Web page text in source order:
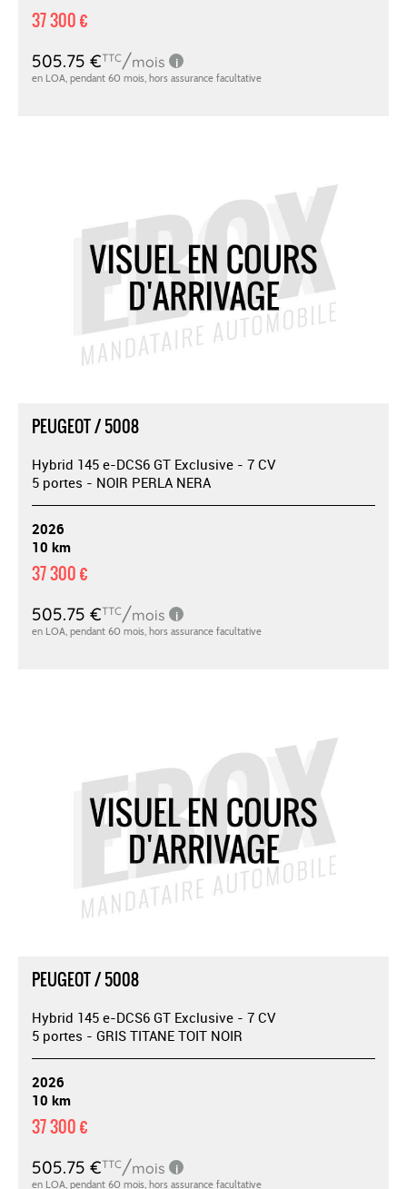
37 300 €
PEUGEOT / 5008
Hybrid 145 e-DCS6 GT Exclusive - 7 CV
5 portes - NOIR PERLA NERA
2026
10 km
37 300 €
PEUGEOT / 5008
Hybrid 145 e-DCS6 GT Exclusive - 7 CV
5 portes - GRIS TITANE TOIT NOIR
2026
10 km
37 300 €